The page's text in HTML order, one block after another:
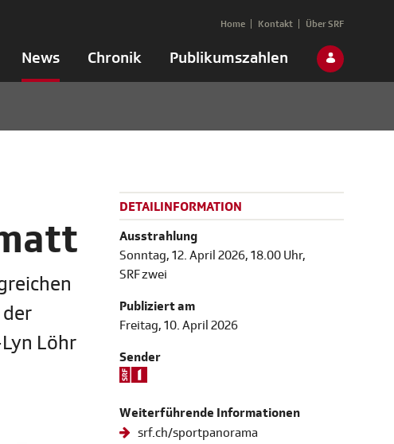
News Chronik Publikumszahlen
Home Kontakt Über SRF
Löhr
DETAILINFORMATION
Ausstrahlung
Sonntag, 12. April 2026, 18.00 Uhr,
SRF zwei
Publiziert am
Freitag, 10. April 2026
Sender
Weiterführende Informationen
srf.ch/sportpanorama